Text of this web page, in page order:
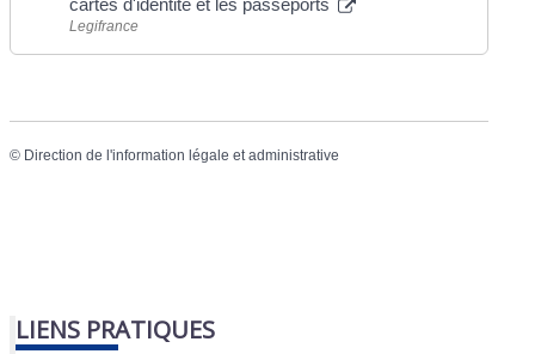
cartes d'identité et les passeports
Legifrance
© Direction de l'information légale et administrative
LIENS PRATIQUES